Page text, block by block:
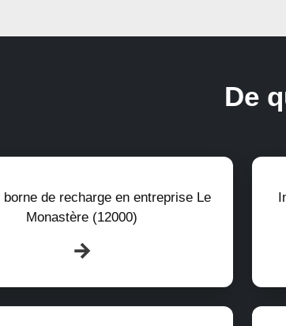
De
borne de recharge en entreprise Le
Monastère (12000)